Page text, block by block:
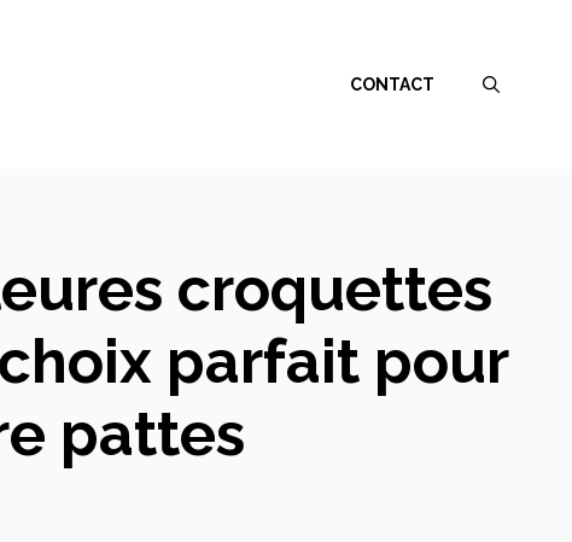
CONTACT
croquettes
parfait pour
pattes